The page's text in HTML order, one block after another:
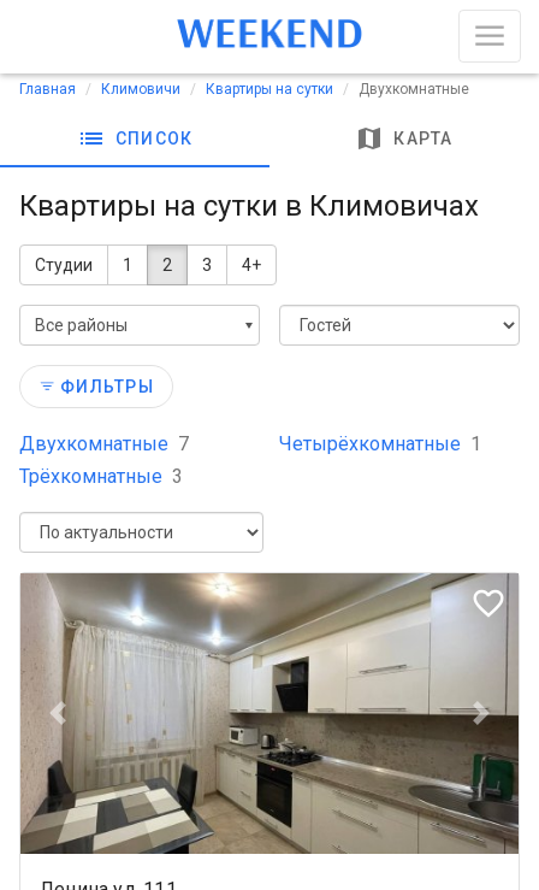
Главная Климовичи Квартиры на сутки Двухкомнатные
list СПИСОК map КАРТА
Квартиры на сутки в Климовичах
Студии 1 2 3 4+
Все районы
ФИЛЬТРЫ
Двухкомнатные 7
Трёхкомнатные 3
Четырёхкомнатные 1
favorite_border
Previous Next